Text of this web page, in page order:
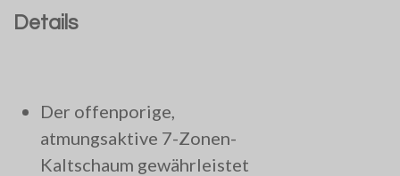
Details
Der offenporige,
atmungsaktive 7-Zonen-
Kaltschaum gewährleistet